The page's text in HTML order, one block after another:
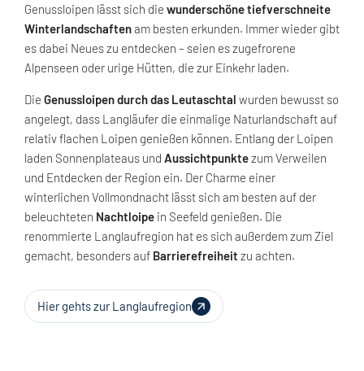
Genussloipen lässt sich die wunderschöne tiefverschneite
Winterlandschaftenam besten erkunden. Immer wieder gibt
es dabei Neues zu entdecken – seien es zugefrorene
Alpenseen oder urige Hütten, die zur Einkehr laden.
Die Genussloipen durch das Leutaschtal wurden bewusst so
angelegt, dass Langläufer die einmalige Naturlandschaft auf
relativ flachen Loipen genießen können. Entlang der Loipen
laden Sonnenplateaus und Aussichtpunktezum Verweilen
und Entdecken der Region ein. Der Charme einer
winterlichen Vollmondnacht lässt sich am besten auf der
beleuchteten Nachtloipe in Seefeld genießen. Die
renommierte Langlaufregion hat es sich außerdem zum Ziel
gemacht, besonders auf Barrierefreiheit zu achten.
Hier gehts zur Langlaufregion